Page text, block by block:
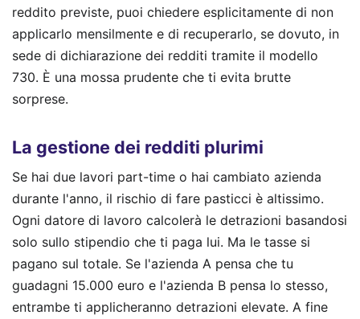
reddito previste, puoi chiedere esplicitamente di non
applicarlo mensilmente e di recuperarlo, se dovuto, in
sede di dichiarazione dei redditi tramite il modello
730. È una mossa prudente che ti evita brutte
sorprese.
La gestione dei redditi plurimi
Se hai due lavori part-time o hai cambiato azienda
durante l'anno, il rischio di fare pasticci è altissimo.
Ogni datore di lavoro calcolerà le detrazioni basandosi
solo sullo stipendio che ti paga lui. Ma le tasse si
pagano sul totale. Se l'azienda A pensa che tu
guadagni 15.000 euro e l'azienda B pensa lo stesso,
entrambe ti applicheranno detrazioni elevate. A fine